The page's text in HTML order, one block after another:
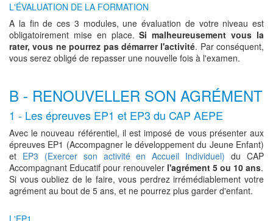
L'ÉVALUATION DE LA FORMATION
A la fin de ces 3 modules, une évaluation de votre niveau est
obligatoirement mise en place.Si malheureusement vous la
rater, vous ne pourrez pas démarrer l'activité. Par conséquent,
vous serez obligé de repasser une nouvelle fois à l'examen.
B - RENOUVELLER SON AGRÉMENT
1 - Les épreuves EP1 et EP3 du CAP AEPE
Avec le nouveau référentiel, il est imposé de vous présenter aux
épreuves EP1 (Accompagner le développement du Jeune Enfant)
et EP3 (Exercer son activité en Accueil Individuel) du CAP
Accompagnant Educatif pour renouveler l'agrément 5 ou 10 ans.
Si vous oubliez de le faire, vous perdrez irrémédiablement votre
agrément au bout de 5 ans, et ne pourrez plus garder d'enfant.